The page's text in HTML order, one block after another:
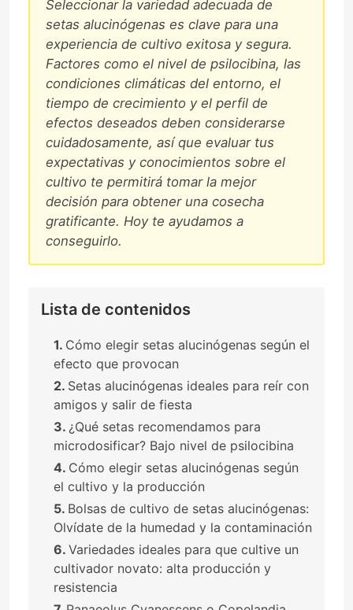
Seleccionar la variedad adecuada de
setas alucinógenas es clave para una
experiencia de cultivo exitosa y segura.
Factores como el nivel de psilocibina, las
condiciones climáticas del entorno, el
tiempo de crecimiento y el perfil de
efectos deseados deben considerarse
cuidadosamente, así que evaluar tus
expectativas y conocimientos sobre el
cultivo te permitirá tomar la mejor
decisión para obtener una cosecha
gratificante. Hoy te ayudamos a
conseguirlo.
Lista de contenidos
Cómo elegir setas alucinógenas según el
efecto que provocan
Setas alucinógenas ideales para reír con
amigos y salir de fiesta
¿Qué setas recomendamos para
microdosificar? Bajo nivel de psilocibina
Cómo elegir setas alucinógenas según
el cultivo y la producción
Bolsas de cultivo de setas alucinógenas:
Olvídate de la humedad y la contaminación
Variedades ideales para que cultive un
cultivador novato: alta producción y
resistencia